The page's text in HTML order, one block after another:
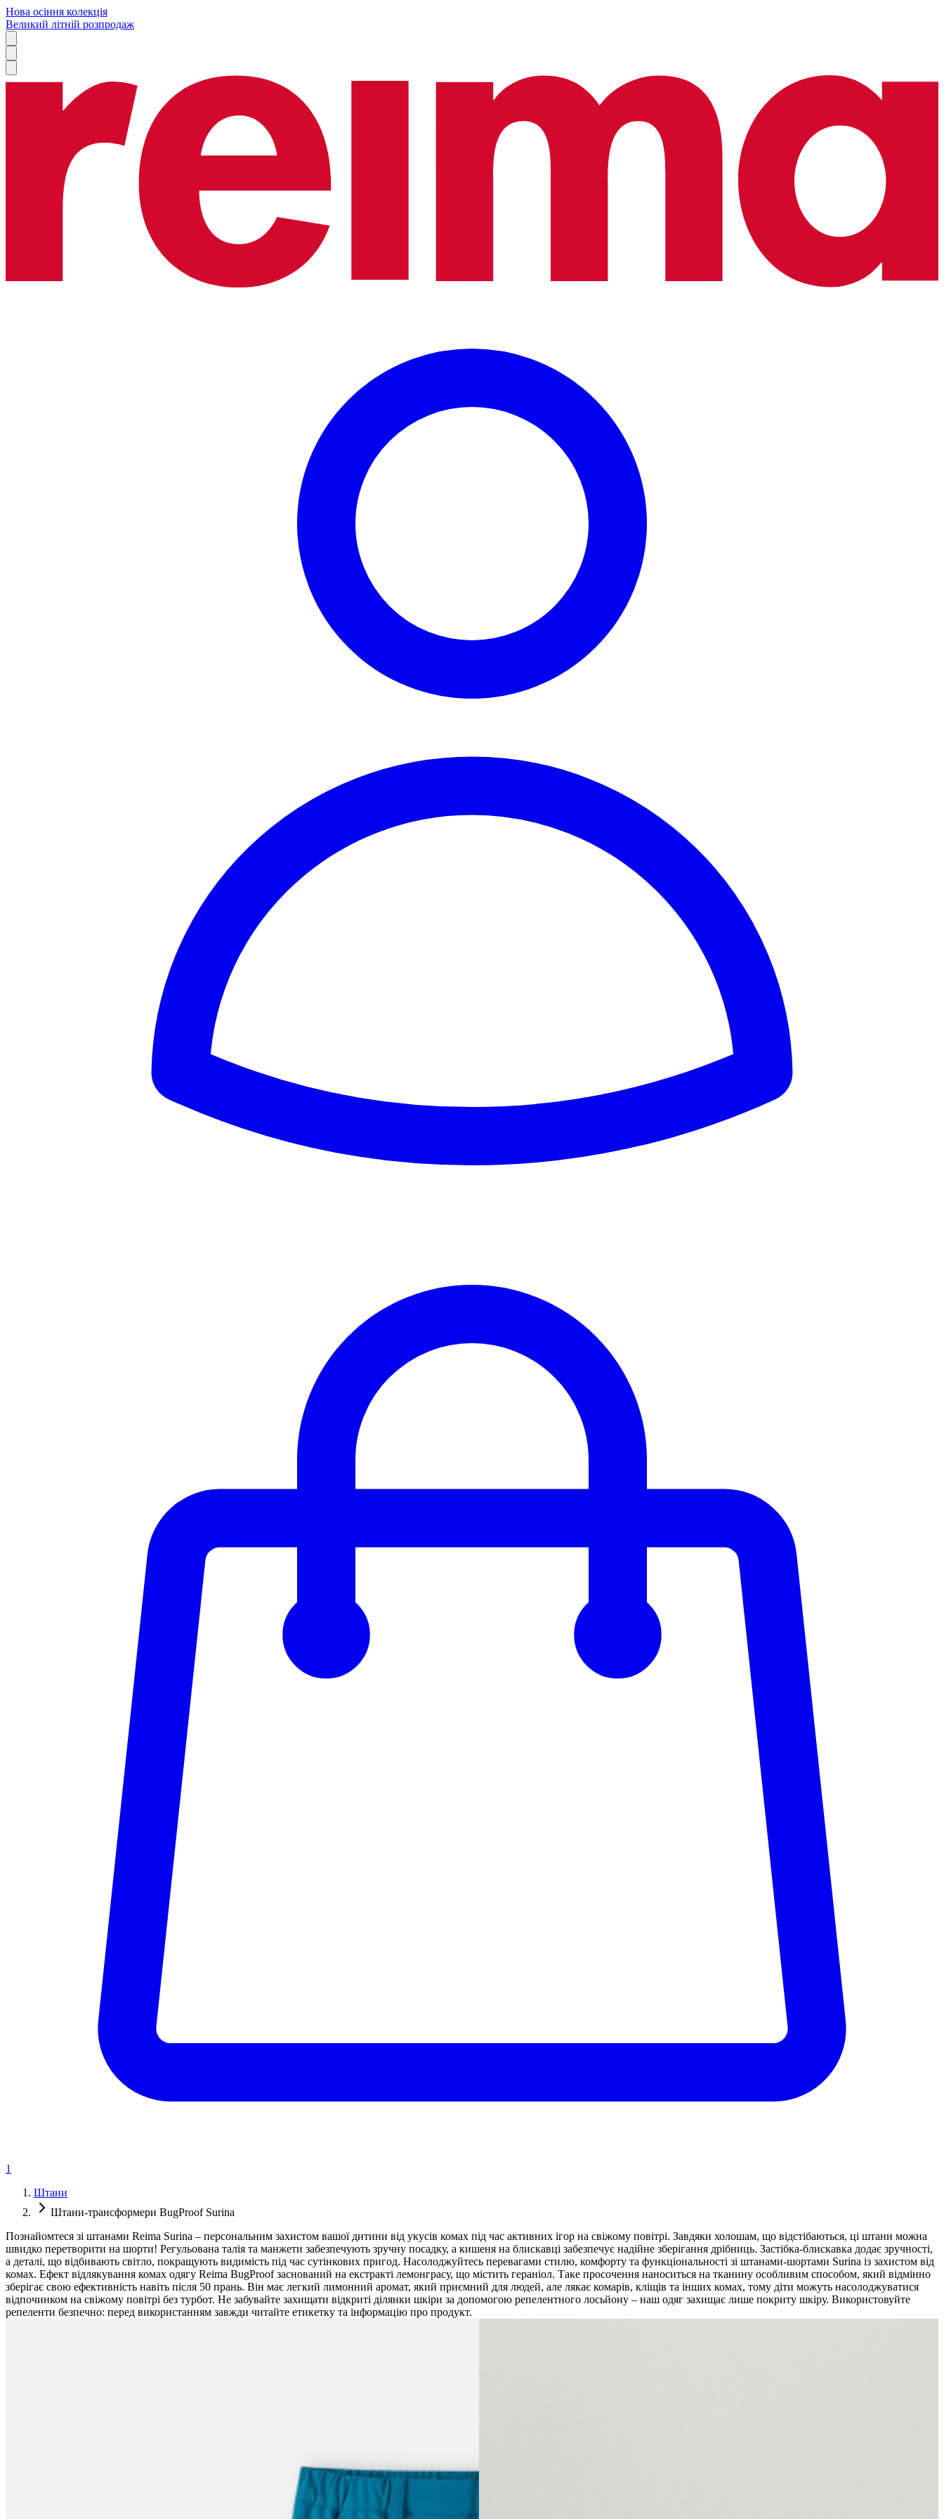
Нова осіння колекція
Великий літній розпродаж
1
Штани
Штани-трансформери BugProof Surina
Познайомтеся зі штанами Reima Surina – персональним захистом вашої дитини від укусів комах під час активних ігор на свіжому повітрі. Завдяки холошам, що відстібаються, ці штани можна
швидко перетворити на шорти! Регульована талія та манжети забезпечують зручну посадку, а кишеня на блискавці забезпечує надійне зберігання дрібниць. Застібка-блискавка додає зручності,
а деталі, що відбивають світло, покращують видимість під час сутінкових пригод. Насолоджуйтесь перевагами стилю, комфорту та функціональності зі штанами-шортами Surina із захистом від
комах. Ефект відлякування комах одягу Reima BugProof заснований на екстракті лемонграсу, що містить гераніол. Таке просочення наноситься на тканину особливим способом, який відмінно
зберігає свою ефективність навіть після 50 прань. Він має легкий лимонний аромат, який приємний для людей, але лякає комарів, кліщів та інших комах, тому діти можуть насолоджуватися
відпочинком на свіжому повітрі без турбот. Не забувайте захищати відкриті ділянки шкіри за допомогою репелентного лосьйону – наш одяг захищає лише покриту шкіру. Використовуйте
репеленти безпечно: перед використанням завжди читайте етикетку та інформацію про продукт.